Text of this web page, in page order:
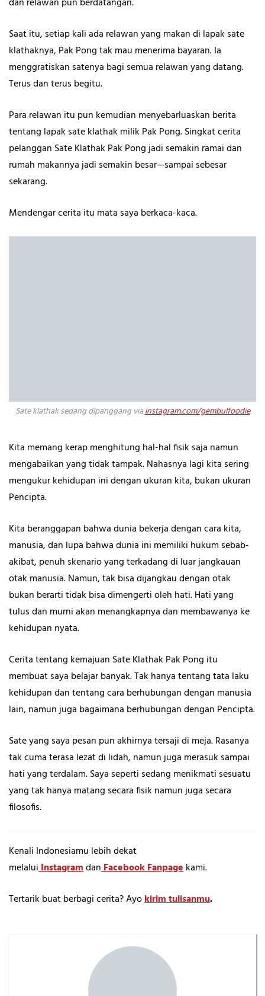
Saat itu, setiap kali ada relawan yang makan di lapak sate
klathaknya, Pak Pong tak mau menerima bayaran. Ia
menggratiskan satenya bagi semua relawan yang datang.
Terus dan terus begitu.
Para relawan itu pun kemudian menyebarluaskan berita
tentang lapak sate klathak milik Pak Pong. Singkat cerita
pelanggan Sate Klathak Pak Pong jadi semakin ramai dan
rumah makannya jadi semakin besar—sampai sebesar
sekarang.
Mendengar cerita itu mata saya berkaca-kaca.
Sate klathak sedang dipanggang viainstagram.com/gembulfoodie
Kita memang kerap menghitung hal-hal fisik saja namun
mengabaikan yang tidak tampak. Nahasnya lagi kita sering
mengukur kehidupan ini dengan ukuran kita, bukan ukuran
Pencipta.
Kita beranggapan bahwa dunia bekerja dengan cara kita,
manusia, dan lupa bahwa dunia ini memiliki hukum sebab-
akibat, penuh skenario yang terkadang di luar jangkauan
otak manusia. Namun, tak bisa dijangkau dengan otak
bukan berarti tidak bisa dimengerti oleh hati. Hati yang
tulus dan murni akan menangkapnya dan membawanya ke
kehidupan nyata.
Cerita tentang kemajuan Sate Klathak Pak Pong itu
membuat saya belajar banyak. Tak hanya tentang tata laku
kehidupan dan tentang cara berhubungan dengan manusia
lain, namun juga bagaimana berhubungan dengan Pencipta.
Sate yang saya pesan pun akhirnya tersaji di meja. Rasanya
tak cuma terasa lezat di lidah, namun juga merasuk sampai
hati yang terdalam. Saya seperti sedang menikmati sesuatu
yang tak hanya matang secara fisik namun juga secara
filosofis.
Kenali Indonesiamu lebih dekat
melaluiInstagramdanFacebook Fanpagekami.
Tertarik buat berbagi cerita? Ayokirim tulisanmu.